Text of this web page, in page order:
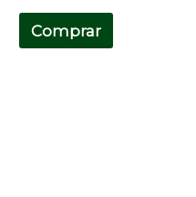
Comprar